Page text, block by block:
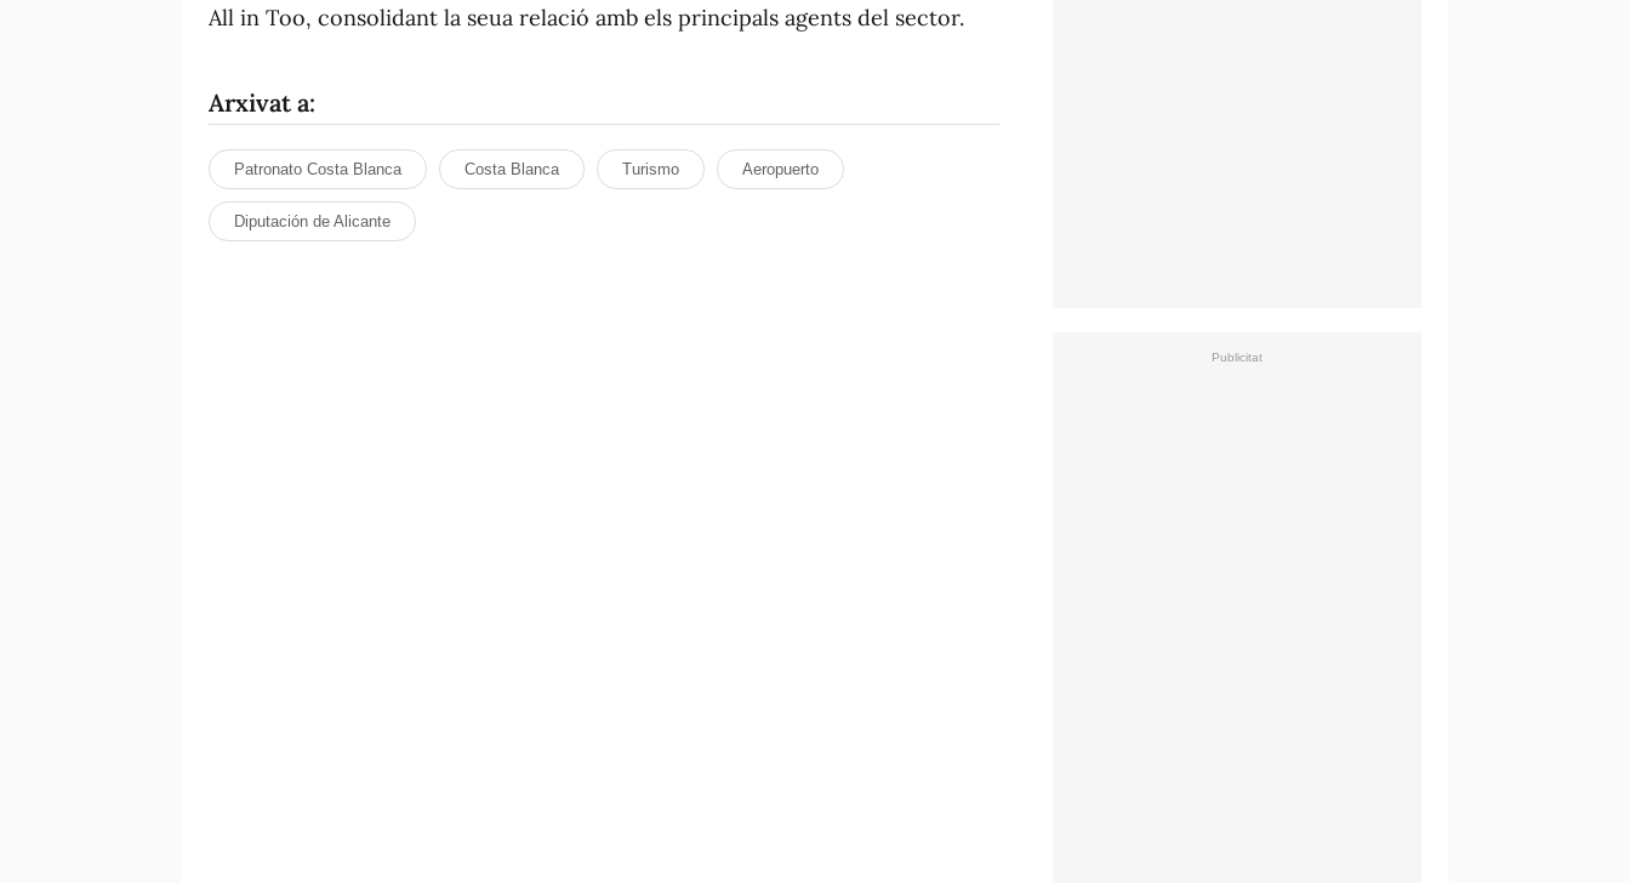
All in Too, consolidant la seua relació amb els principals agents del sector.
Arxivat a:
Patronato Costa Blanca Costa Blanca Turismo Aeropuerto
Diputación de Alicante